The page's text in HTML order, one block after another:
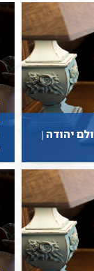
יהודה |